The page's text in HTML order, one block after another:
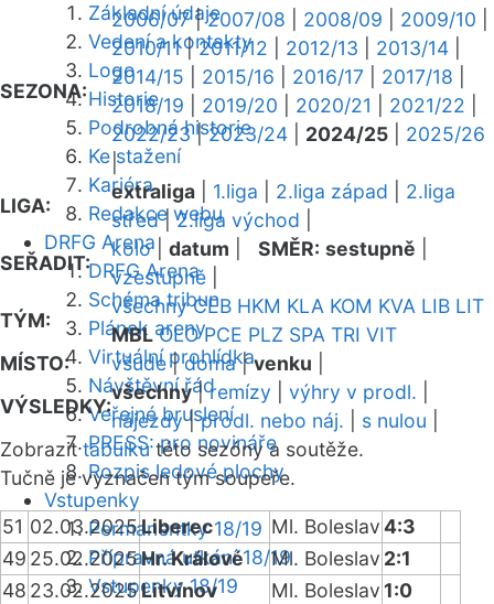
Základní údaje
Vedení a kontakty
Logo
Historie
Podrobná historie
Ke stažení
Kariéra
Redakce webu
DRFG Arena
DRFG Arena
Schéma tribun
Plánek areny
Virtuální prohlídka
Návštěvní řád
Veřejné bruslení
PRESS: pro novináře
Rozpis ledové plochy
Vstupenky
Permanentky 18/19
Přípravná utkání 18/19
Vstupenky 18/19
SEZONA:
2006/07|2007/08 2008/09 2009/10
2010/11|2011/12 2012/13 2013/14
2014/15
2015/16 2016/17 2017/18
2018/19
2019/20 2020/21 2021/22
2022/23|2023/24 2024/25
2025/26
|
LIGA:
extraliga 1.liga 2.liga západ
2.liga
střed|2.liga východ
SEŘADIT:
kolo| datum SMĚR: sestupně
vzestupně
TÝM:
všechny CEB HKM KLA KOM KVA LIB LIT
MBL OLO PCE PLZ SPA TRI VIT
MÍSTO:
všude|doma|venku
VÝSLEDKY:
všechny|remízy výhry v prodl.
nájezdy|prodl. nebo náj. s nulou
Zobrazittabulkutéto sezóny a soutěže.
Tučně je vyznačen tým soupeře.
51 02.03.2025Liberec Ml. Boleslav4:3
49 25.02.2025Hr. Králové Ml. Boleslav 2:1
48 23.02.2025Litvínov Ml. Boleslav 1:0